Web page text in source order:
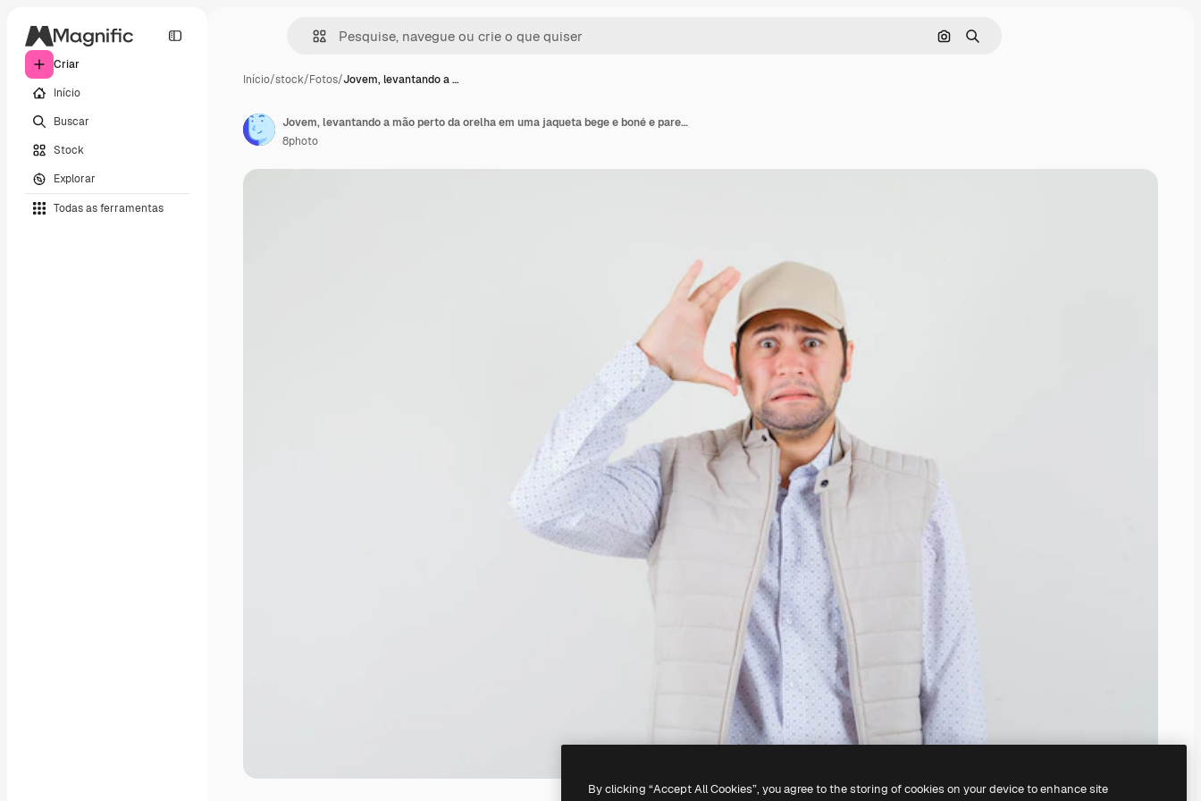
Criar
Início
Buscar
Stock
Explorar
Todas as ferramentas
Pesquisar por imagem
Buscar
Início/stock/Fotos/Jovem, levantando a …
Jovem, levantando a mão perto da orelha em uma jaqueta bege e boné e parecendo surpreso. Vista frontal.
8photo
By clicking “Accept All Cookies”, you agree to the storing of cookies on your device to enhance site